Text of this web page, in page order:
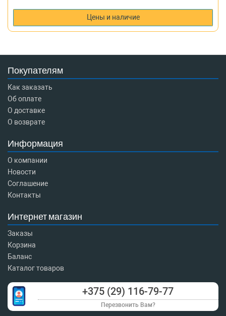
Цены и наличие
Покупателям
Как заказать
Об оплате
О доставке
О возврате
Информация
О компании
Новости
Соглашение
Контакты
Интернет магазин
Заказы
Корзина
Баланс
Каталог товаров
+375 (29) 116-79-77
Перезвонить Вам?